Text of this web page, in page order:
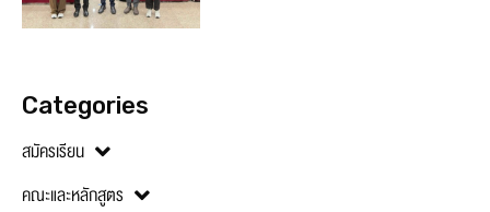
Categories
สมัครเรียน
คณะและหลักสูตร